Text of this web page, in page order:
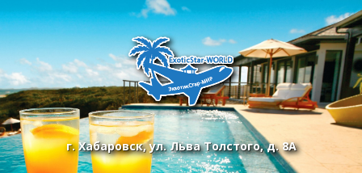
г. Хабаровск, ул. Льва Толстого, д. 8А